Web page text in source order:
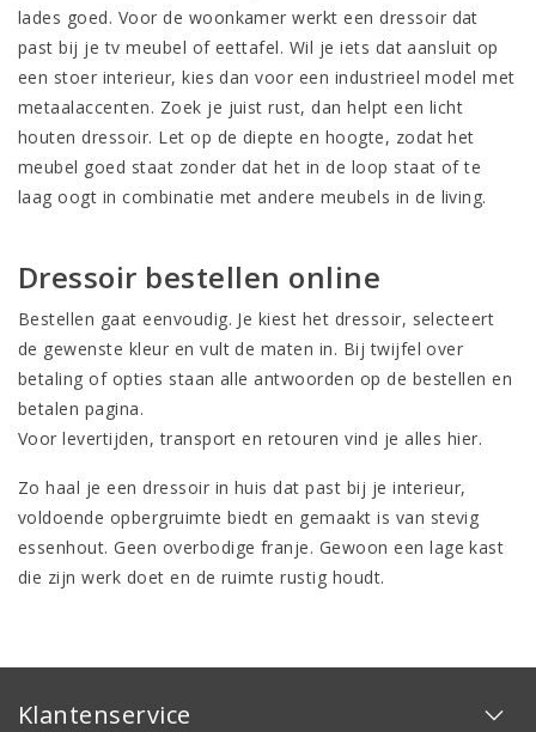
lades goed. Voor de woonkamer werkt een dressoir dat
past bij je tv meubel of eettafel. Wil je iets dat aansluit op
een stoer interieur, kies dan voor een industrieel model met
metaalaccenten. Zoek je juist rust, dan helpt een licht
houten dressoir. Let op de diepte en hoogte, zodat het
meubel goed staat zonder dat het in de loop staat of te
laag oogt in combinatie met andere meubels in de living.
Dressoir bestellen online
Bestellen gaat eenvoudig. Je kiest het dressoir, selecteert
de gewenste kleur en vult de maten in. Bij twijfel over
betaling of opties staan alle antwoorden op de bestellen en
betalen pagina.
Voorlevertijden, transport en retouren vind je alles hier.
Zo haal je een dressoir in huis dat past bij je interieur,
voldoende opbergruimte biedt en gemaakt is van stevig
essenhout. Geen overbodige franje. Gewoon een lage kast
die zijn werk doet en de ruimte rustig houdt.
Klantenservice